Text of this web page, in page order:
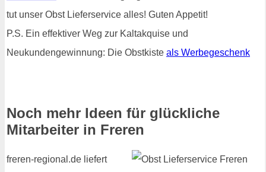
tut unser Obst Lieferservice alles! Guten Appetit!
P.S. Ein effektiver Weg zur Kaltakquise und
Neukundengewinnung: Die Obstkiste als Werbegeschenk
Noch mehr Ideen für glückliche
Mitarbeiter in Freren
freren-regional.de liefert